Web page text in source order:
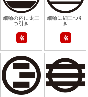
細輪の内に太三
つ引き
名
細輪に細三つ引
き
名